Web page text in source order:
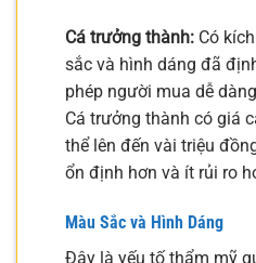
Cá trưởng thành: Có
sắc và hình dáng đã
phép người mua dễ
Cá trưởng thành có giá
thể lên đến vài triệu
ổn định hơn và ít rủi ro
Màu Sắc và Hình Dáng
Đây là yếu tố thẩm mỹ